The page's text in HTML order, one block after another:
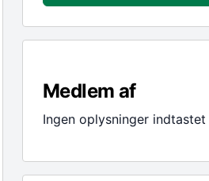
Medlem af
Ingen oplysninger indtastet